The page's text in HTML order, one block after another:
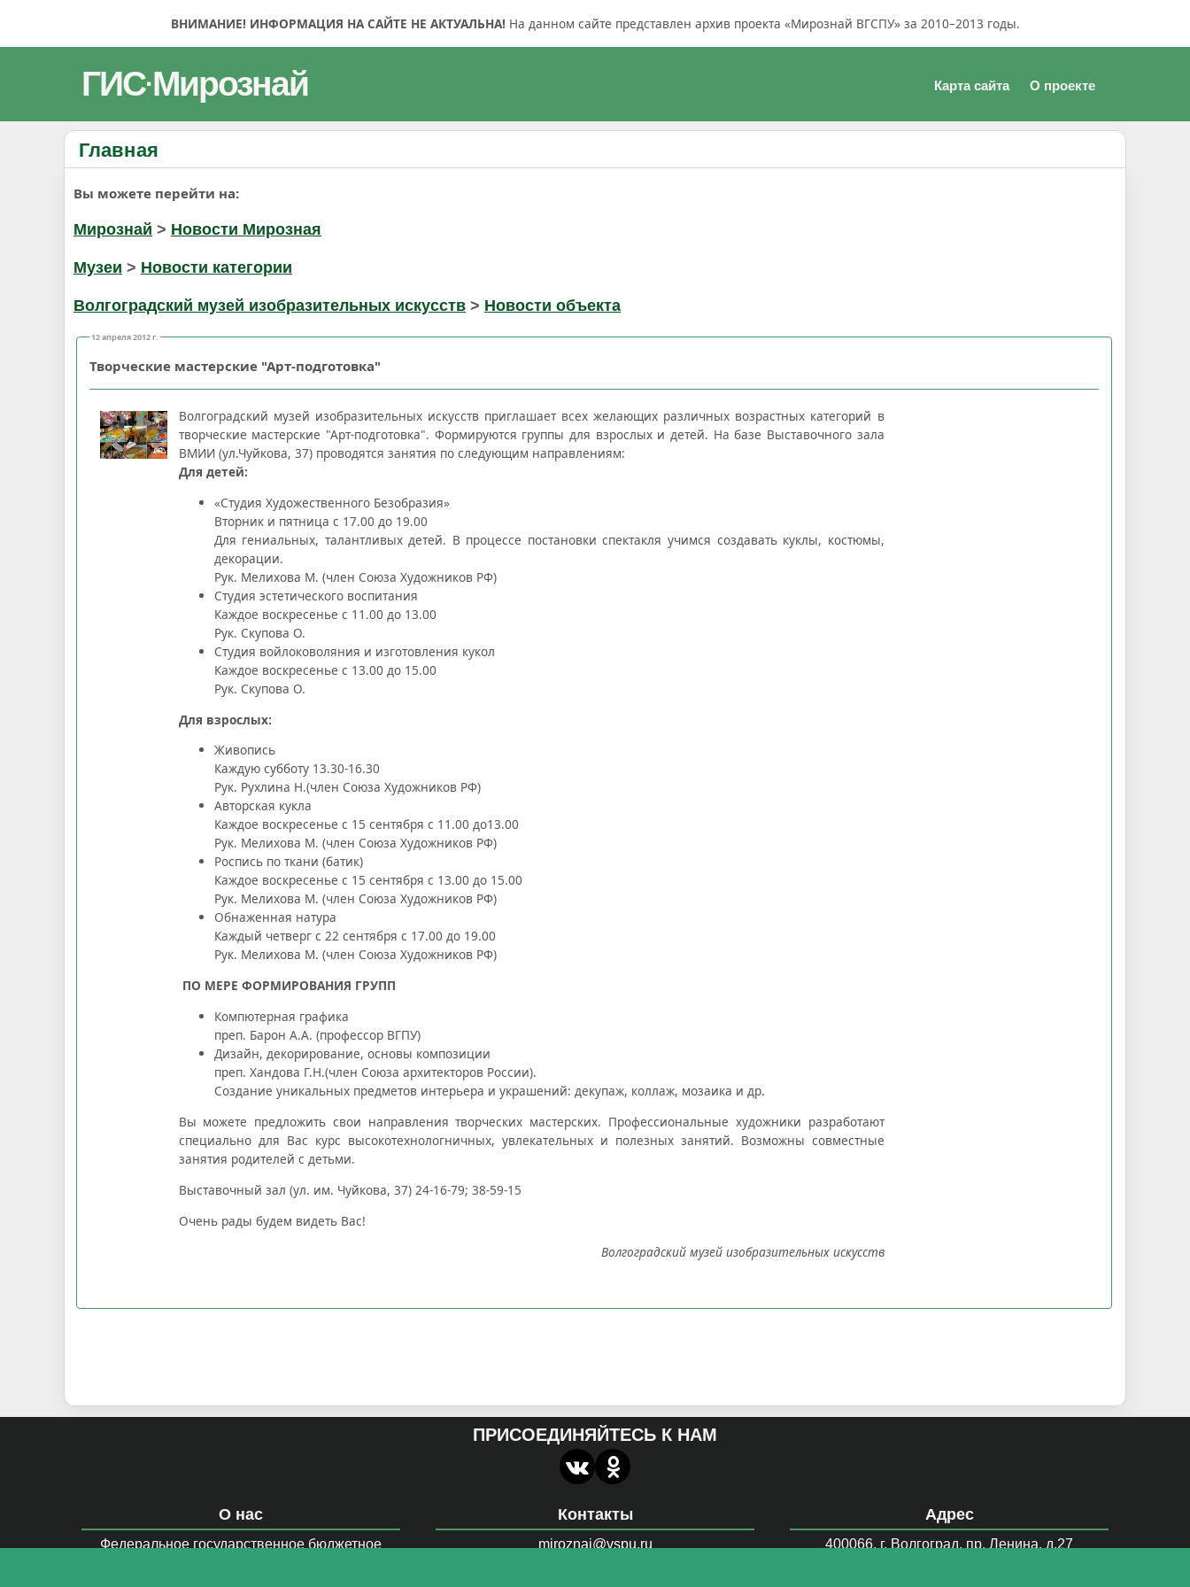
ВНИМАНИЕ! ИНФОРМАЦИЯ НА САЙТЕ НЕ АКТУАЛЬНА! На данном сайте представлен архив проекта «Мирознай ВГСПУ» за 2010–2013 годы.
ГИС·Мирознай Карта сайта О проекте
Главная
Вы можете перейти на:
Мирознай > Новости Мирозная
Музеи > Новости категории
Волгоградский музей изобразительных искусств > Новости объекта
12 апреля 2012 г.
Творческие мастерские "Арт-подготовка"
Волгоградский музей изобразительных искусств приглашает всех желающих различных возрастных категорий в
творческие мастерские "Арт-подготовка". Формируются группы для взрослых и детей. На базе Выставочного зала
ВМИИ (ул.Чуйкова, 37) проводятся занятия по следующим направлениям:
Для детей:
«Студия Художественного Безобразия»
Вторник и пятница с 17.00 до 19.00
Для гениальных, талантливых детей. В процессе постановки спектакля учимся создавать куклы, костюмы,
декорации.
Рук. Мелихова М. (член Союза Художников РФ)
Студия эстетического воспитания
Каждое воскресенье с 11.00 до 13.00
Рук. Скупова О.
Студия войлоковоляния и изготовления кукол
Каждое воскресенье с 13.00 до 15.00
Рук. Скупова О.
Для взрослых:
Живопись
Каждую субботу 13.30-16.30
Рук. Рухлина Н.(член Союза Художников РФ)
Авторская кукла
Каждое воскресенье с 15 сентября с 11.00 до13.00
Рук. Мелихова М. (член Союза Художников РФ)
Роспись по ткани (батик)
Каждое воскресенье с 15 сентября с 13.00 до 15.00
Рук. Мелихова М. (член Союза Художников РФ)
Обнаженная натура
Каждый четверг с 22 сентября с 17.00 до 19.00
Рук. Мелихова М. (член Союза Художников РФ)
ПО МЕРЕ ФОРМИРОВАНИЯ ГРУПП
Компютерная графика
преп. Барон А.А. (профессор ВГПУ)
Дизайн, декорирование, основы композиции
преп. Хандова Г.Н.(член Союза архитекторов России).
Создание уникальных предметов интерьера и украшений: декупаж, коллаж, мозаика и др.
Вы можете предложить свои направления творческих мастерских. Профессиональные художники разработают
специально для Вас курс высокотехнологничных, увлекательных и полезных занятий. Возможны совместные
занятия родителей с детьми.
Выставочный зал (ул. им. Чуйкова, 37) 24-16-79; 38-59-15
Очень рады будем видеть Вас!
Волгоградский музей изобразительных искусств
ПРИСОЕДИНЯЙТЕСЬ К НАМ
О нас
Федеральное государственное бюджетное
Контакты
miroznai@vspu.ru
Адрес
400066, г. Волгоград, пр. Ленина, д.27